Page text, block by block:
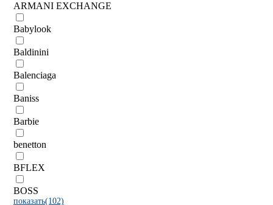
ARMANI EXCHANGE
Babylook
Baldinini
Balenciaga
Baniss
Barbie
benetton
BFLEX
BOSS
показать(102)